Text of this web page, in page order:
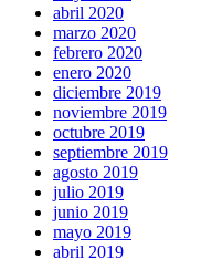
abril 2020
marzo 2020
febrero 2020
enero 2020
diciembre 2019
noviembre 2019
octubre 2019
septiembre 2019
agosto 2019
julio 2019
junio 2019
mayo 2019
abril 2019